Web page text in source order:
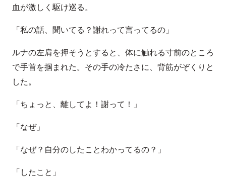
血が激しく駆け巡る。
「私の話、聞いてる？謝れって言ってるの」
ルナの左肩を押そうとすると、体に触れる寸前のところ
で手首を掴まれた。その手の冷たさに、背筋がぞくりと
した。
「ちょっと、離してよ！謝って！」
「なぜ」
「なぜ？自分のしたことわかってるの？」
「したこと」